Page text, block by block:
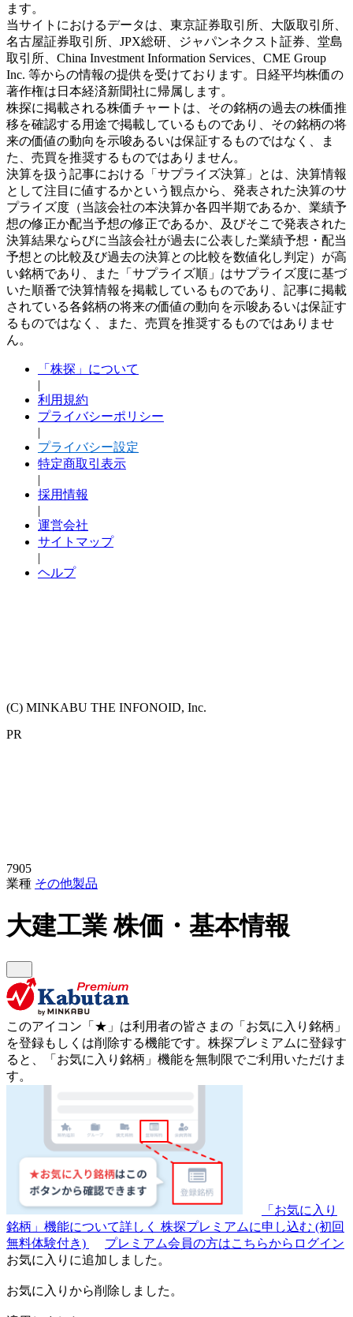
ます。
当サイトにおけるデータは、東京証券取引所、大阪取引所、
名古屋証券取引所、JPX総研、ジャパンネクスト証券、堂島
取引所、China Investment Information Services、CME Group
Inc. 等からの情報の提供を受けております。日経平均株価の
著作権は日本経済新聞社に帰属します。
株探に掲載される株価チャートは、その銘柄の過去の株価推
移を確認する用途で掲載しているものであり、その銘柄の将
来の価値の動向を示唆あるいは保証するものではなく、ま
た、売買を推奨するものではありません。
決算を扱う記事における「サプライズ決算」とは、決算情報
として注目に値するかという観点から、発表された決算のサ
プライズ度（当該会社の本決算か各四半期であるか、業績予
想の修正か配当予想の修正であるか、及びそこで発表された
決算結果ならびに当該会社が過去に公表した業績予想・配当
予想との比較及び過去の決算との比較を数値化し判定）が高
い銘柄であり、また「サプライズ順」はサプライズ度に基づ
いた順番で決算情報を掲載しているものであり、記事に掲載
されている各銘柄の将来の価値の動向を示唆あるいは保証す
るものではなく、また、売買を推奨するものではありませ
ん。
「株探」について
|
利用規約
プライバシーポリシー
|
プライバシー設定
特定商取引表示
|
採用情報
|
運営会社
サイトマップ
|
ヘルプ
(C) MINKABU THE INFONOID, Inc.
PR
7905
業種 その他製品
大建工業株価・基本情報
このアイコン 「★」 は利用者の皆さまの 「お気に入り銘柄」
を登録もしくは削除する機能です。 株探プレミアムに登録す
ると、「お気に入り銘柄」機能を無制限でご利用いただけま
す。
「お気に入り
銘柄」機能について詳しく 株探プレミアムに申し込む (初回
無料体験付き)
プレミアム会員の方はこちらからログイン
お気に入りに追加しました。
お気に入りから削除しました。